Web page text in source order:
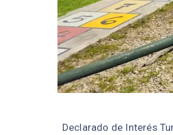
Declarado de Interés